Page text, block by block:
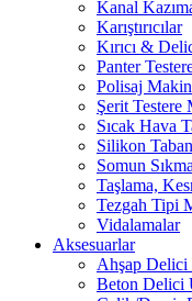
Kanal
Karıştırıcılar
Kırıcı &
Panter
Polisaj
Şerit Testere
Sıcak Hava
Silikon
Somun
Taşlama,
Tezgah Tipi
Vidalamalar
Aksesuarlar
Ahşap Delici
Beton Delici